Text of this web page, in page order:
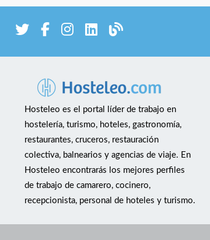
Hosteleo es el portal líder de trabajo en
hostelería, turismo, hoteles, gastronomía,
restaurantes, cruceros, restauración
colectiva, balnearios y agencias de viaje. En
Hosteleo encontrarás los mejores perfiles
de trabajo de camarero, cocinero,
recepcionista, personal de hoteles y turismo.